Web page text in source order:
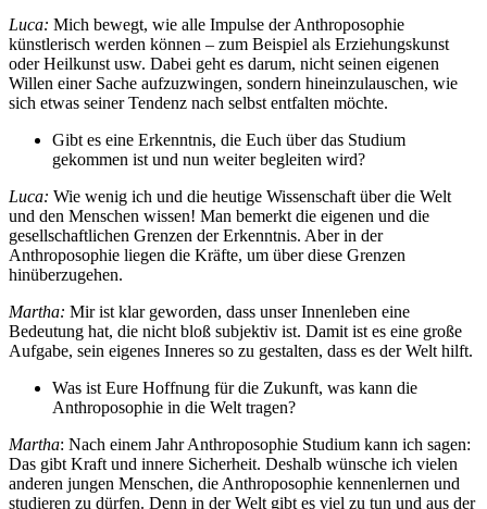
Luca: Mich bewegt, wie alle Impulse der Anthroposophie
künstlerisch werden können – zum Beispiel als Erziehungskunst
oder Heilkunst usw. Dabei geht es darum, nicht seinen eigenen
Willen einer Sache aufzuzwingen, sondern hineinzulauschen, wie
sich etwas seiner Tendenz nach selbst entfalten möchte.
Gibt es eine Erkenntnis, die Euch über das Studium
gekommen ist und nun weiter begleiten wird?
Luca: Wie wenig ich und die heutige Wissenschaft über die Welt
und den Menschen wissen! Man bemerkt die eigenen und die
gesellschaftlichen Grenzen der Erkenntnis. Aber in der
Anthroposophie liegen die Kräfte, um über diese Grenzen
hinüberzugehen.
Martha: Mir ist klar geworden, dass unser Innenleben eine
Bedeutung hat, die nicht bloß subjektiv ist. Damit ist es eine große
Aufgabe, sein eigenes Inneres so zu gestalten, dass es der Welt hilft.
Was ist Eure Hoffnung für die Zukunft, was kann die
Anthroposophie in die Welt tragen?
Martha: Nach einem Jahr Anthroposophie Studium kann ich sagen:
Das gibt Kraft und innere Sicherheit. Deshalb wünsche ich vielen
anderen jungen Menschen, die Anthroposophie kennenlernen und
studieren zu dürfen. Denn in der Welt gibt es viel zu tun und aus der